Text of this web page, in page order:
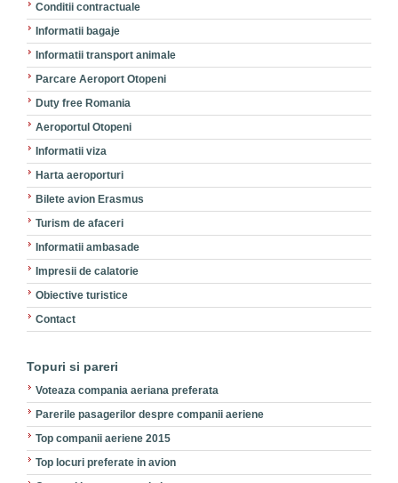
Conditii contractuale
Informatii bagaje
Informatii transport animale
Parcare Aeroport Otopeni
Duty free Romania
Aeroportul Otopeni
Informatii viza
Harta aeroporturi
Bilete avion Erasmus
Turism de afaceri
Informatii ambasade
Impresii de calatorie
Obiective turistice
Contact
Topuri si pareri
Voteaza compania aeriana preferata
Parerile pasagerilor despre companii aeriene
Top companii aeriene 2015
Top locuri preferate in avion